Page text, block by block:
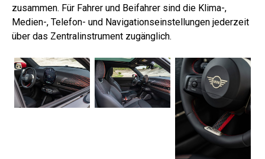
zusammen. Für Fahrer und Beifahrer sind die Klima-,
Medien-, Telefon- und Navigationseinstellungen jederzeit
über das Zentralinstrument zugänglich.